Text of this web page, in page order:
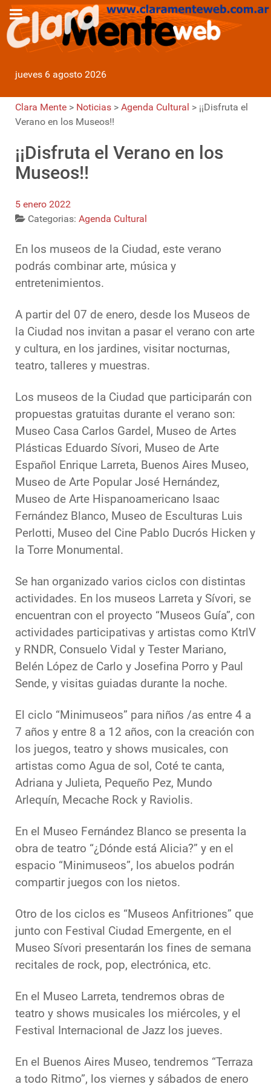
jueves 6 agosto 2026
Clara Mente > Noticias > Agenda Cultural > ¡¡Disfruta el
Verano en los Museos!!
¡¡Disfruta el Verano en los
Museos!!
5 enero 2022
Categorias: Agenda Cultural
En los museos de la Ciudad, este verano
podrás combinar arte, música y
entretenimientos.
A partir del 07 de enero, desde los Museos de
la Ciudad nos invitan a pasar el verano con arte
y cultura, en los jardines, visitar nocturnas,
teatro, talleres y muestras.
Los museos de la Ciudad que participarán con
propuestas gratuitas durante el verano son:
Museo Casa Carlos Gardel, Museo de Artes
Plásticas Eduardo Sívori, Museo de Arte
Español Enrique Larreta, Buenos Aires Museo,
Museo de Arte Popular José Hernández,
Museo de Arte Hispanoamericano Isaac
Fernández Blanco, Museo de Esculturas Luis
Perlotti, Museo del Cine Pablo Ducrós Hicken y
la Torre Monumental.
Se han organizado varios ciclos con distintas
actividades. En los museos Larreta y Sívori, se
encuentran con el proyecto “Museos Guía”, con
actividades participativas y artistas como KtrlV
y RNDR, Consuelo Vidal y Tester Mariano,
Belén López de Carlo y Josefina Porro y Paul
Sende, y visitas guiadas durante la noche.
El ciclo “Minimuseos” para niños /as entre 4 a
7 años y entre 8 a 12 años, con la creación con
los juegos, teatro y shows musicales, con
artistas como Agua de sol, Coté te canta,
Adriana y Julieta, Pequeño Pez, Mundo
Arlequín, Mecache Rock y Raviolis.
En el Museo Fernández Blanco se presenta la
obra de teatro “¿Dónde está Alicia?” y en el
espacio “Minimuseos”, los abuelos podrán
compartir juegos con los nietos.
Otro de los ciclos es “Museos Anfitriones” que
junto con Festival Ciudad Emergente, en el
Museo Sívori presentarán los fines de semana
recitales de rock, pop, electrónica, etc.
En el Museo Larreta, tendremos obras de
teatro y shows musicales los miércoles, y el
Festival Internacional de Jazz los jueves.
En el Buenos Aires Museo, tendremos “Terraza
a todo Ritmo”, los viernes y sábados de enero